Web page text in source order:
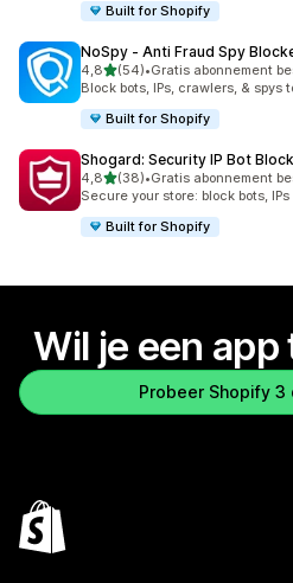
Built for Shopify
NoSpy ‑ Anti Fraud Spy
4,8van 5 sterren
(54)
54 recensies in totaal
•Gratis abonnement
Block bots, IPs, crawlers, & spys
Built for Shopify
Shogard: Security IP Bot Block
4,8van 5 sterren
(38)
38 recensies in totaal
•Gratis abonnement
Secure your store: block bots,
Built for Shopify
Wil je een
Probeer Shopify 3